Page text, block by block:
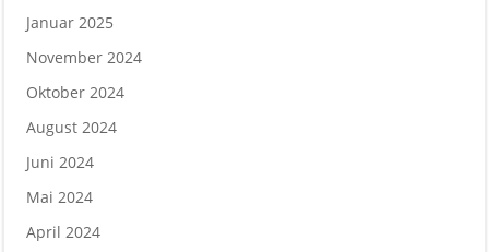
Januar 2025
November 2024
Oktober 2024
August 2024
Juni 2024
Mai 2024
April 2024